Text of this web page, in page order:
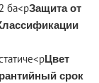
ба<pЗащита от
Цвет
срок